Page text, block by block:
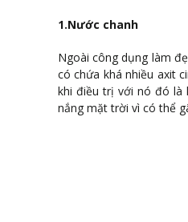
1.Nước chanh
Ngoài công dụng làm
có chứa khá nhiều axit
khi điều trị với nó đó là
nắng mặt trời vì có thể